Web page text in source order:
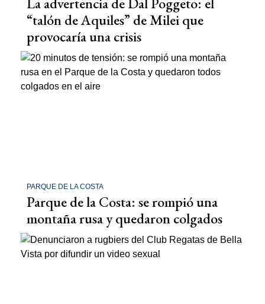
“talón de Aquiles” de Milei que
provocaría una crisis
PARQUE DE LA COSTA
Parque de la Costa: se rompió una
montaña rusa y quedaron colgados